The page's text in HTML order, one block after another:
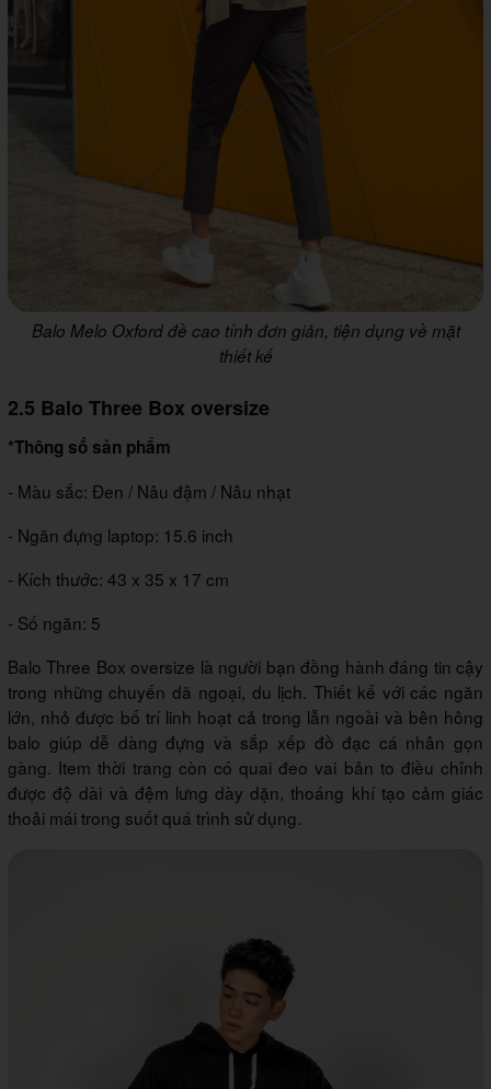
Balo Melo Oxford đề cao tính đơn giản, tiện dụng về mặt
thiết kế
2.5 Balo Three Box oversize
*Thông số sản phẩm
- Màu sắc: Đen / Nâu đậm / Nâu nhạt
- Ngăn đựng laptop: 15.6 inch
- Kích thước: 43 x 35 x 17 cm
- Số ngăn: 5
Balo Three Box oversize là người bạn đồng hành đáng tin cậy
trong những chuyến dã ngoại, du lịch. Thiết kế với các ngăn
lớn, nhỏ được bố trí linh hoạt cả trong lẫn ngoài và bên hông
balo giúp dễ dàng đựng và sắp xếp đồ đạc cá nhân gọn
gàng. Item thời trang còn có quai đeo vai bản to điều chỉnh
được độ dài và đệm lưng dày dặn, thoáng khí tạo cảm giác
thoải mái trong suốt quá trình sử dụng.